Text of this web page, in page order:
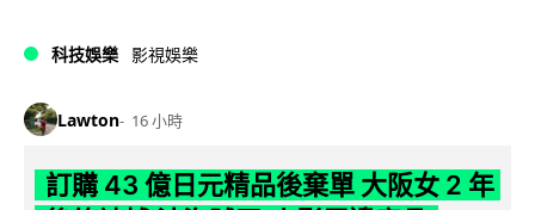
科技娛樂 影視娛樂
Lawton 16 小時
訂購 43 億日元精品後棄單 大阪女 2 年